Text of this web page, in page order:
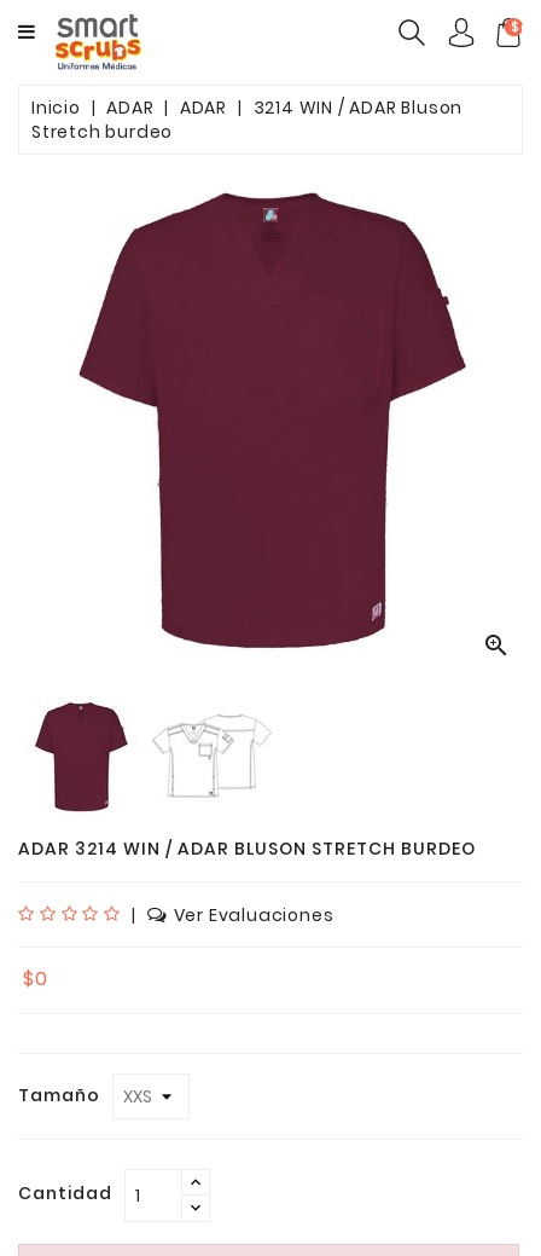
CATEGORY
HOMBRES
TOONIFORMS
COMPLEMENTOS
Inicio ADAR ADAR
3214 WIN / ADAR Bluson
Stretch burdeo

ADAR 3214 WIN / ADAR BLUSON STRETCH BURDEO
| Ver Evaluaciones
$0
Tamaño
Cantidad